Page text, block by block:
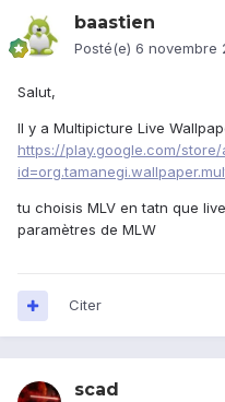
baastien
Posté(e) 6 novembre
Salut,
Il y a Multipicture Live
https://play.google.com/
tu choisis MLV en tatn que
paramètres de MLW
Citer
scad